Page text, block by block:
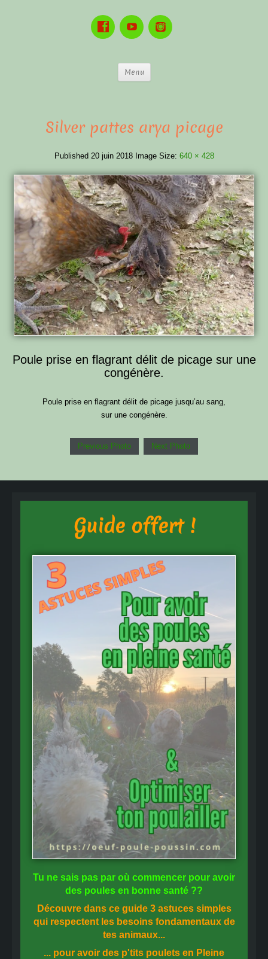
Menu
Silver pattes arya picage
Published 20 juin 2018 Image Size: 640 × 428
Poule prise en flagrant délit de picage sur une
congénère.
Poule prise en flagrant délit de picage jusqu’au sang,
sur une congénère.
Previous Photo Next Photo
Guide offert !
Tu ne sais pas par où commencer pour avoir
des poules en bonne santé ??
Découvre dans ce guide 3 astuces simples
qui respectent les besoins fondamentaux de
tes animaux...
... pour avoir des p'tits poulets en Pleine